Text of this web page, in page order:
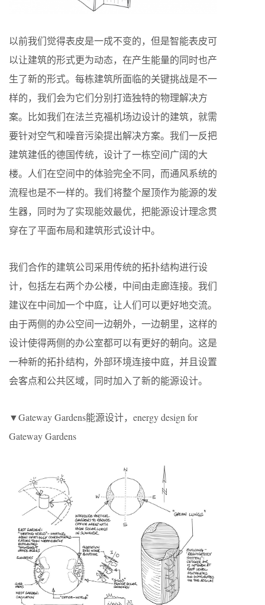
以前我们觉得表皮是一成不变的，但是智能表皮可
以让建筑的形式更为动态，在产生能量的同时也产
生了新的形式。每栋建筑所面临的关键挑战是不一
样的，我们会为它们分别打造独特的物理解决方
案。比如我们在法兰克福机场边设计的建筑，就需
要针对空气和噪音污染提出解决方案。我们一反把
建筑建低的德国传统，设计了一栋空间广阔的大
楼。人们在空间中的体验完全不同，而通风系统的
流程也是不一样的。我们将整个屋顶作为能源的发
生器，同时为了实现能效最优，把能源设计理念贯
穿在了平面布局和建筑形式设计中。
我们合作的建筑公司采用传统的拓扑结构进行设
计，包括左右两个办公楼，中间由走廊连接。我们
建议在中间加一个中庭，让人们可以更好地交流。
由于两侧的办公空间一边朝外，一边朝里，这样的
设计使得两侧的办公室都可以有更好的朝向。这是
一种新的拓扑结构，外部环境连接中庭，并且设置
会客点和公共区域，同时加入了新的能源设计。
▼Gateway Gardens能源设计，energy design for
Gateway Gardens